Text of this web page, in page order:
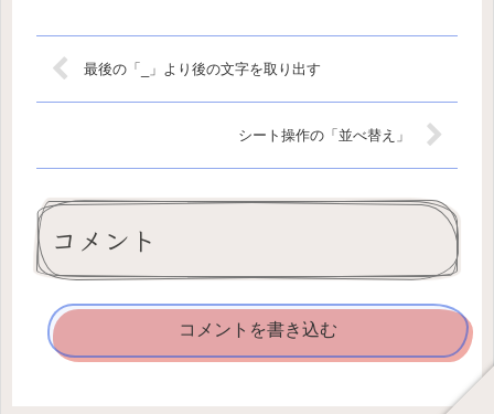
最後の「_」より後の文字を取り出す
シート操作の「並べ替え」
コメント
コメントを書き込む